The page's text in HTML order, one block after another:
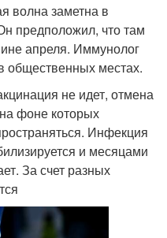
волна заметна в
предположил, что там
апреля. Иммунолог
общественных местах.
не идет, отмена
фоне которых
Инфекция
и месяцами
За счет разных